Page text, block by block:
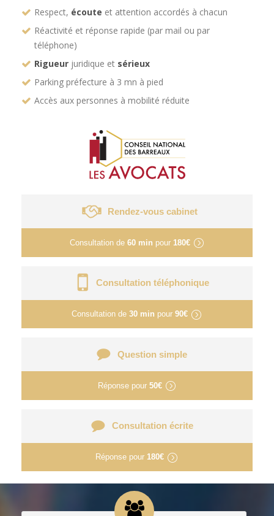
Respect, écoute et attention accordés à chacun
Réactivité et réponse rapide (par mail ou par
téléphone)
Rigueur juridique et sérieux
Parking préfecture à 3 mn à pied
Accès aux personnes à mobilité réduite
Rendez-vous cabinet
Consultation de 60 min pour 180€
Consultation téléphonique
Consultation de 30 min pour 90€
Question simple
Réponse pour 50€
Consultation écrite
Réponse pour 180€